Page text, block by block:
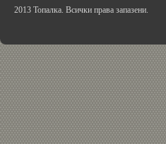
2013 Топалка. Всички права запазени.